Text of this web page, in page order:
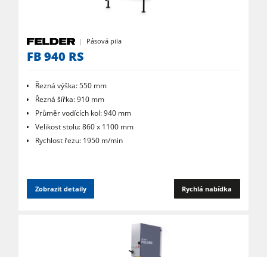
Automatizace a manipulace s materiálem
Projektový management
Pásová pila
FB 940 RS
Řezná výška: 550 mm
Řezná šířka: 910 mm
Průměr vodících kol: 940 mm
Velikost stolu: 860 x 1100 mm
Rychlost řezu: 1950 m/min
Zobrazit detaily Rychlá nabídka